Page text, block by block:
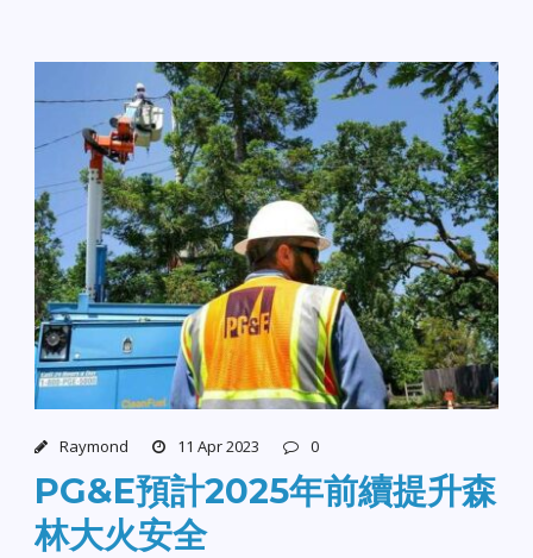
Raymond 11 Apr 2023 0
PG&E預計2025年前續提升森
林大火安全